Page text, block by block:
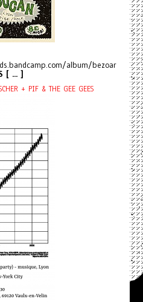
album/bezoar
[ ... ]
+ PIF & THE GEE GEES